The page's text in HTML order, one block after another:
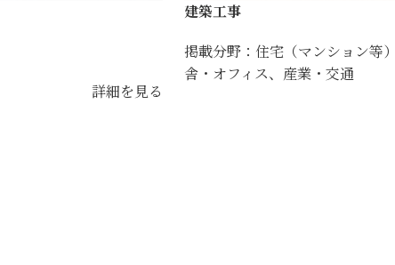
詳細を見る
建築工事
掲載分野：住宅（マンション等
舎・オフィス、産業・交通